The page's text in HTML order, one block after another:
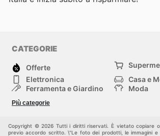
CATEGORIE
Offerte
Elettronica
Casa e
Ferramenta e Giardino
Moda
Bambini e Neonati
Più categorie
Copyright © 2026 Tutti i diritti riservati. È vietato copiare
previo accordo scritto. \"Le foto dei prodotti, le immagini e